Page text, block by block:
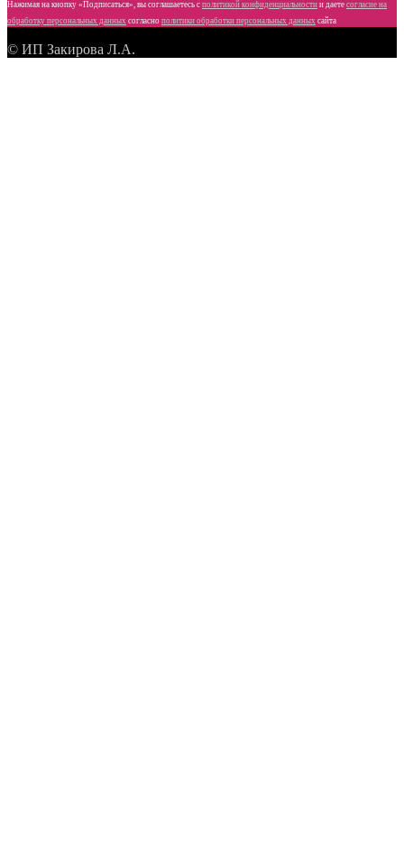
Нажимая на кнопку «Подписаться», вы соглашаетесь с политикой конфиденциальности и даете согласие на
обработку персональных данных согласно политики обработки персональных данных сайта
© ИП Закирова Л.А.